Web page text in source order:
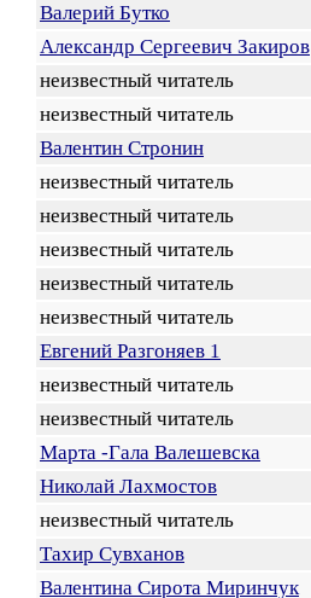
Валерий Бутко
Александр Сергеевич Закиров
неизвестный читатель
неизвестный читатель
Валентин Стронин
неизвестный читатель
неизвестный читатель
неизвестный читатель
неизвестный читатель
неизвестный читатель
Евгений Разгоняев 1
неизвестный читатель
неизвестный читатель
Марта -Гала Валешевска
Николай Лахмостов
неизвестный читатель
Тахир Сувханов
Валентина Сирота Миринчук